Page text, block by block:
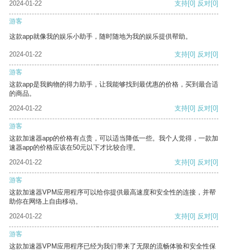
2024-01-22 支持[0] 反对[0]
游客
这款app就像我的娱乐小助手，随时随地为我的娱乐提供帮助。
2024-01-22 支持[0] 反对[0]
游客
这款app是我购物的得力助手，让我能够找到最优惠的价格，买到最合适
的商品。
2024-01-22
支持[0] 反对[0]
游客
这款加速器app的价格有点贵，可以适当降低一些。我个人觉得，一款加
速器app的价格应该在50元以下才比较合理。
2024-01-22
支持[0] 反对[0]
游客
这款加速器VPM应用程序可以给你提供最高速度和安全性的连接，并帮
助你在网络上自由移动。
2024-01-22
支持[0] 反对[0]
游客
这款加速器VPM应用程序已经为我们带来了无限的流畅体验和安全性保